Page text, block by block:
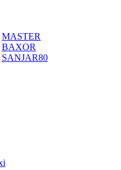
MASTER
BAXOR
SANJAR80